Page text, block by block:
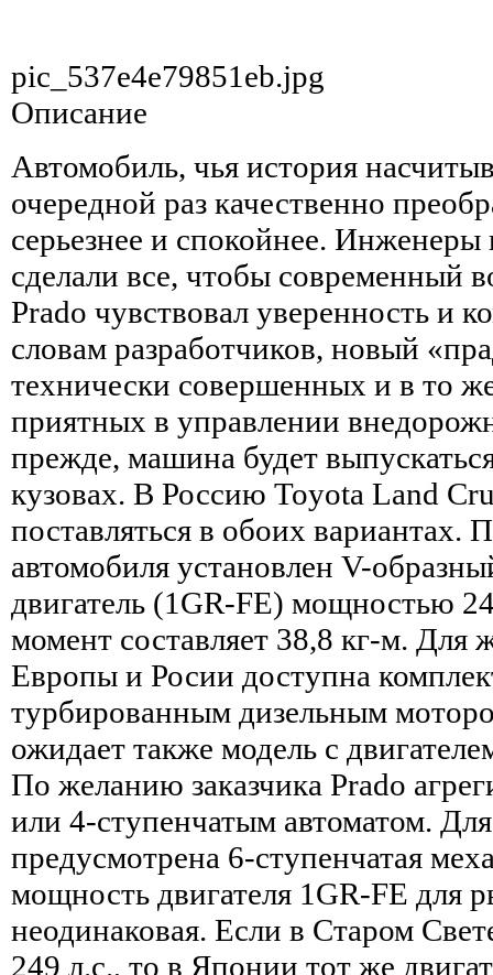
pic_537e4e79851eb.jpg
Описание
Автомобиль, чья история
очередной раз качественно
серьезнее и спокойнее.
сделали все, чтобы современный
Prado чувствовал уверенность и
словам разработчиков, новый
технически совершенных и в то
приятных в управлении
прежде, машина будет
кузовах. В Россию Toyota Land
поставляться в обоих вариантах.
автомобиля установлен V-
двигатель (1GR-FE) мощностью
момент составляет 38,8 кг-м. Для
Европы и Росии доступна
турбированным дизельным
ожидает также модель с
По желанию заказчика Prado
или 4-ступенчатым автоматом.
предусмотрена 6-ступенчатая
мощность двигателя 1GR-FE для
неодинаковая. Если в Старом
249 л.с., то в Японии тот же